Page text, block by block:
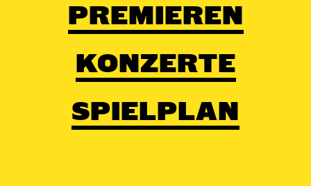
PREMIEREN
KONZERTE
SPIELPLAN